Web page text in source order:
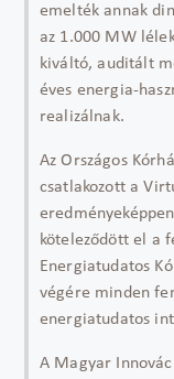
emelték annak
az 1.000 MW
kiváltó, auditált
éves energia-
realizálnak.
Az Országos
csatlakozott a
köteleződött el a
Energiatudatos
végére minden
energiatudatos
A Magyar